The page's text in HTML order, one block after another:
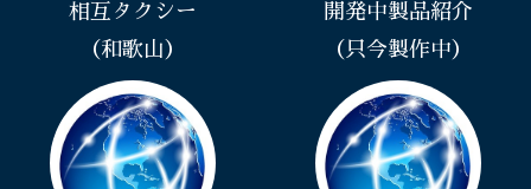
相互タクシー
（和歌山）
開発中製品紹介
（只今製作中）